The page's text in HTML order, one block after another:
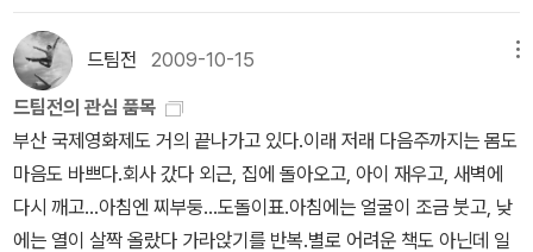
지니고 있다. 이 모든 등장인물과 배경이 '러시아'라는 것이 이 소설의
무게를 더한다.코넬 울리치의 <밤은 천개의 눈을 가지고 있다>이 작
품은 경찰물로만 분류하기는 좀 껄끄럽지만, 중간의 경찰 활약과 형
사가 주인공이니 억지로 우겨 넣어 본다. 위에 내가 말한 경찰물의 특
징에서는 좀 벗어나긴 하지만, 뭐, 코넬 울리치니깐. 서스펜스, 여러
각도로 보는 약해빠진 인간의 모습, 초현실, 거기에 더한 경찰물의 색
까지 여러모로 독특하고 우울한 소설이다.이 이야기 읽고, 벗어나기
체국에 탐닉한다> 무라카미 하루키 <소울 메이트>---------------
------------------------------------------------------------
---------11월 읽은 책 코넬 울리치 <밤은 천 개의 눈을 가지고 있다
> ★★★★ 코넬 울리치니깐. 몽롱한 밤, 모호하다. <일상예술화전
략> ★★ '예술'보다는 '전략'에 방점. <생각의 탄생> ★★★ 쓸모있
는 이야기들도 있긴 했다.존 어빙 <사이더 하우스> ★★★★ 정말
대단한 이야기꾼, 내가 아는한 최고의 이야기꾼 수지 웰치 <10-10-1
전환점이 된 작품이다. 비극의 탐정 드라마와 유머가 결합된 범죄 미
스터리물이다라고 나오네요. 독 초콜릿 사건을 재미있게 읽으신 분들
이라면 재미있게 읽으실 작품으로 전체적인 분위기 역시 어둡지 않으
며 밝고 유머러스하다. 30년대 영국 교외를 배경으로, 범죄를 둘러싼
인물들 간의 심리가 잘 녹아 있는 작품입니다. 4.밤은 천개의 눈을 가
지고 있다. -역시 이전에 글을 올린적이 있지만 책소개에 보면 알프레
드 히치콕 감독이 가장 존경하는 작가인 코넬 울리치의 작품. 1945
미루던 차에 역시 중고샵에서 구입했다. <피츠버그의 마지막 여름>
은 단순히 여름이 끝나간다는 이유 하나만으로 사주시고-.존 르 카레
의 읽지 않은 책 <팅커, 테일러, 솔저, 스파이>가 집에 있음에도 불구
하고 <원티드 맨>을 샀고, 제프리 디버는 원래 그다지 좋아하는 작가
가 아님에도 불구하고 엄청난 흡입력을 보인다는 어느 리뷰를 읽고
밤에 책 사는 꿈까지 꾸는 바람에 일어나자마자 주문을 했다는- <붉
은 수금>은 단순히 미도리의 책장 시리즈라 사는 김에 샀다. 하핫.오
드팀전 2009-10-15
드팀전의 관심 품목
부산 국제영화제도 거의 끝나가고 있다.이래 저래 다음주까지는 몸도
마음도 바쁘다.회사 갔다 외근, 집에 돌아오고, 아이 재우고, 새벽에
다시 깨고...아침엔 찌부둥...도돌이표.아침에는 얼굴이 조금 붓고, 낮
에는 열이 살짝 올랐다 가라앉기를 반복.별로 어려운 책도 아닌데 일